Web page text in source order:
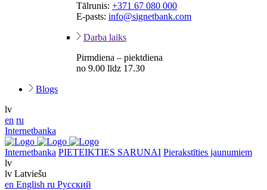
Tālrunis: +371 67 080 000
E-pasts: info@signetbank.com
Darba laiks
Pirmdiena – piektdiena
no 9.00 līdz 17.30
Blogs
lv
en ru
Internetbanka
Internetbanka PIETEIKTIES SARUNAI Pierakstīties jaunumiem
lv
lv Latviešu
en English ru Русский